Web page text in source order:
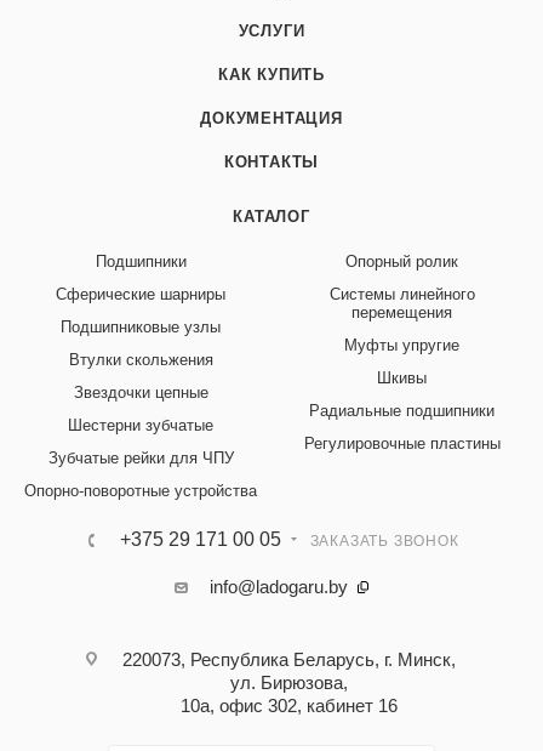
УСЛУГИ
КАК КУПИТЬ
ДОКУМЕНТАЦИЯ
КОНТАКТЫ
КАТАЛОГ
Подшипники
Сферические шарниры
Подшипниковые узлы
Втулки скольжения
Звездочки цепные
Шестерни зубчатые
Зубчатые рейки для ЧПУ
Опорно-поворотные устройства
Опорный ролик
Системы линейного
перемещения
Муфты упругие
Шкивы
Радиальные подшипники
Регулировочные пластины
+375 29 171 00 05 ЗАКАЗАТЬ ЗВОНОК
info@ladogaru.by
220073, Республика Беларусь, г. Минск,
ул. Бирюзова,
10а, офис 302, кабинет 16